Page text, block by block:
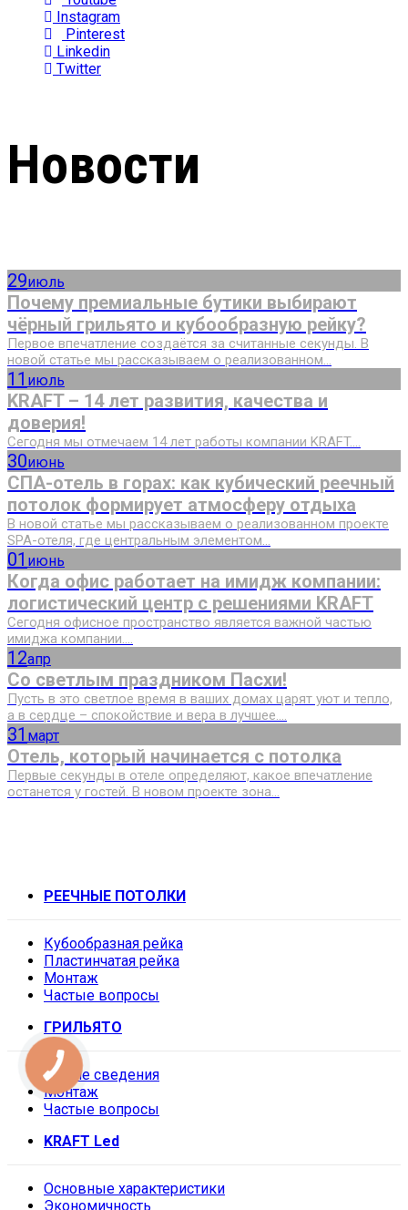
Instagram
Pinterest
Linkedin
Twitter
Новости
29июль
Почему премиальные бутики выбирают
чёрный грильято и кубообразную рейку?
Первое впечатление создаётся за считанные секунды. В
новой статье мы рассказываем о реализованном...
11 июль
KRAFT – 14 лет развития, качества и
доверия!
Сегодня мы отмечаем 14 лет работы компании KRAFT....
30июнь
СПА-отель в горах: как кубический реечный
потолок формирует атмосферу отдыха
В новой статье мы рассказываем о реализованном проекте
SPA-отеля, где центральным элементом...
01 июнь
Когда офис работает на имидж компании:
логистический центр с решениями KRAFT
Сегодня офисное пространство является важной частью
имиджа компании....
12апр
Со светлым праздником Пасхи!
Пусть в это светлое время в ваших домах царят уют и тепло,
а в сердце – спокойствие и вера в лучшее....
31 март
Отель, который начинается с потолка
Первые секунды в отеле определяют, какое впечатление
останется у гостей. В новом проекте зона...
РЕЕЧНЫЕ ПОТОЛКИ
Кубообразная рейка
Пластинчатая рейка
Монтаж
Частые вопросы
ГРИЛЬЯТО
Общие сведения
Монтаж
Частые вопросы
KRAFT Led
Основные характеристики
Экономичность